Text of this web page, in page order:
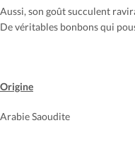
Aussi, son goût succulent
De véritables bonbons qui
Origine
Arabie Saoudite